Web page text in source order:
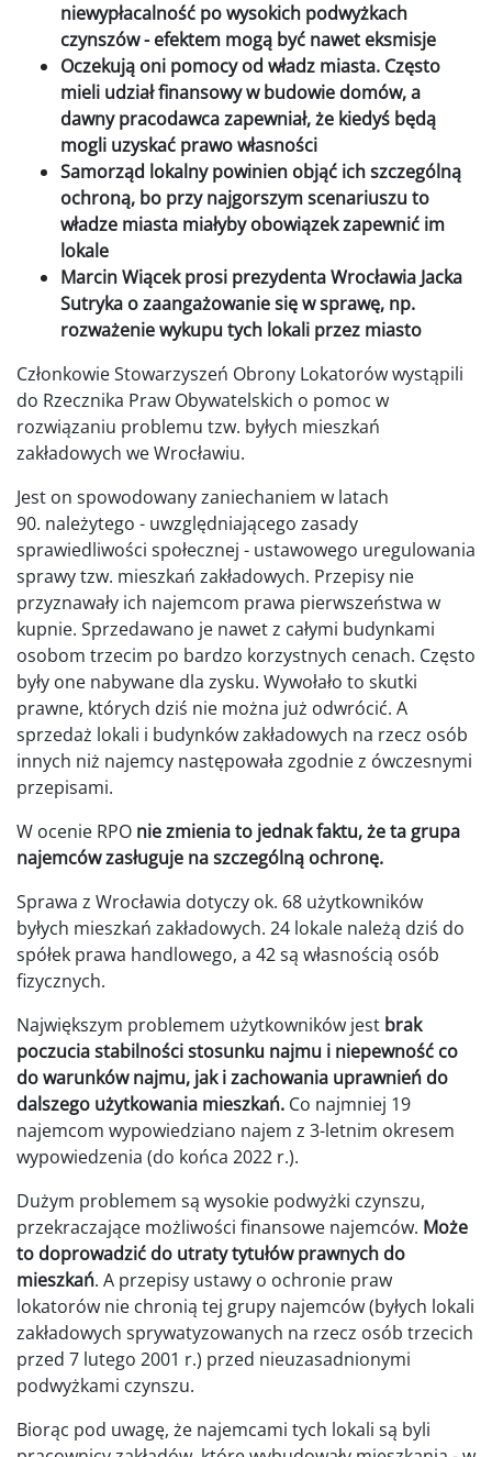
niewypłacalność po wysokich podwyżkach
czynszów - efektem mogą być nawet eksmisje
Oczekują oni pomocy od władz miasta. Często
mieli udział finansowy w budowie domów, a
dawny pracodawca zapewniał, że kiedyś będą
mogli uzyskać prawo własności
Samorząd lokalny powinien objąć ich szczególną
ochroną, bo przy najgorszym scenariuszu to
władze miasta miałyby obowiązek zapewnić im
lokale
Marcin Wiącek prosi prezydenta Wrocławia Jacka
Sutryka o zaangażowanie się w sprawę, np.
rozważenie wykupu tych lokali przez miasto
Członkowie Stowarzyszeń Obrony Lokatorów wystąpili
do Rzecznika Praw Obywatelskich o pomoc w
rozwiązaniu problemu tzw. byłych mieszkań
zakładowych we Wrocławiu.
Jest on spowodowany zaniechaniem w latach
90. należytego - uwzględniającego zasady
sprawiedliwości społecznej - ustawowego uregulowania
sprawy tzw. mieszkań zakładowych. Przepisy nie
przyznawały ich najemcom prawa pierwszeństwa w
kupnie. Sprzedawano je nawet z całymi budynkami
osobom trzecim po bardzo korzystnych cenach. Często
były one nabywane dla zysku. Wywołało to skutki
prawne, których dziś nie można już odwrócić. A
sprzedaż lokali i budynków zakładowych na rzecz osób
innych niż najemcy następowała zgodnie z ówczesnymi
przepisami.
W ocenie RPO nie zmienia to jednak faktu, że ta grupa
najemców zasługuje na szczególną ochronę.
Sprawa z Wrocławia dotyczy ok. 68 użytkowników
byłych mieszkań zakładowych. 24 lokale należą dziś do
spółek prawa handlowego, a 42 są własnością osób
fizycznych.
Największym problemem użytkowników jest brak
poczucia stabilności stosunku najmu i niepewność co
do warunków najmu, jak i zachowania uprawnień do
dalszego użytkowania mieszkań. Co najmniej 19
najemcom wypowiedziano najem z 3-letnim okresem
wypowiedzenia (do końca 2022 r.).
Dużym problemem są wysokie podwyżki czynszu,
przekraczające możliwości finansowe najemców. Może
to doprowadzić do utraty tytułów prawnych do
mieszkań. A przepisy ustawy o ochronie praw
lokatorów nie chronią tej grupy najemców (byłych lokali
zakładowych sprywatyzowanych na rzecz osób trzecich
przed 7 lutego 2001 r.) przed nieuzasadnionymi
podwyżkami czynszu.
Biorąc pod uwagę, że najemcami tych lokali są byli